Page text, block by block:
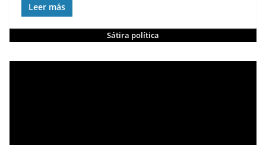
Leer más
Sátira política